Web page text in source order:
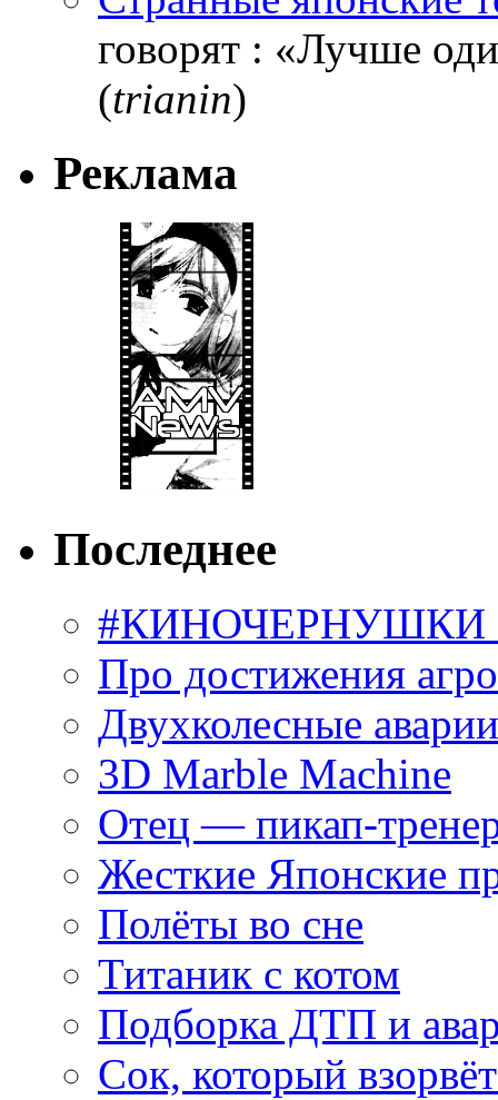
говорят : «Лучше
(trianin)
Реклама
Последнее
#КИНОЧЕРНУШКИ
Про достижения
Двухколесные
3D Marble Machine
Отец — пикап-
Жесткие Японские
Полёты во сне
Титаник с котом
Подборка ДТП и
Сок, который